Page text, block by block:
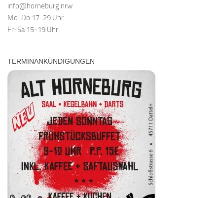
info@horneburg.nrw
Mo-Do 17-29 Uhr
Fr-Sa 15-19 Uhr
TERMINANKÜNDIGUNGEN